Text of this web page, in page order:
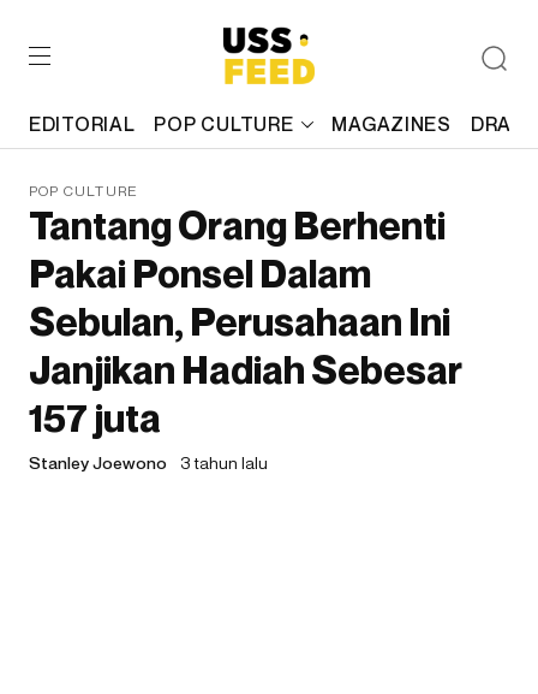
EDITORIAL POP CULTURE MAGAZINES
POP CULTURE
Tantang Orang Berhenti
Pakai Ponsel Dalam
Sebulan, Perusahaan Ini
Janjikan Hadiah Sebesar
157 juta
Stanley Joewono 3 tahun lalu